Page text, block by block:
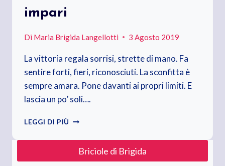
impari
Di Maria Brigida Langellotti 3 Agosto 2019
La vittoria regala sorrisi, strette di mano. Fa
sentire forti, fieri, riconosciuti. La sconfitta è
sempre amara. Pone davanti ai propri limiti. E
lascia un po’ soli….
LEGGI DI PIÙ
VINCI.
TANTE
ALTRE
Briciole di Brigida